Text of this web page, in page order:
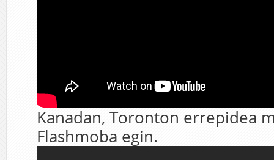
Kanadan, Toronton errepidea
Flashmoba egin.